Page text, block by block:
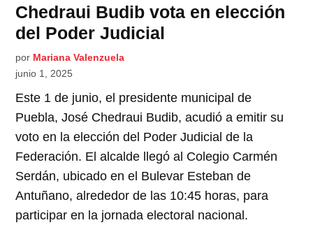
Chedraui Budib vota en elección
del Poder Judicial
por Mariana Valenzuela
junio 1, 2025
Este 1 de junio, el presidente municipal de
Puebla, José Chedraui Budib, acudió a emitir su
voto en la elección del Poder Judicial de la
Federación. El alcalde llegó al Colegio Carmén
Serdán, ubicado en el Bulevar Esteban de
Antuñano, alrededor de las 10:45 horas, para
participar en la jornada electoral nacional.